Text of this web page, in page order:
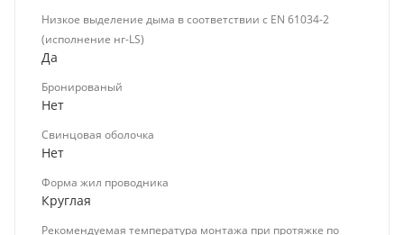
Низкое выделение дыма в соответствии с EN 61034-2
(исполнение нг-LS)
Да
Бронированый
Нет
Свинцовая оболочка
Нет
Форма жил проводника
Круглая
Рекомендуемая температура монтажа при протяжке по